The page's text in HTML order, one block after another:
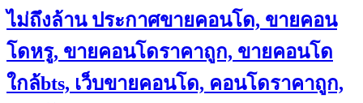
ไม่ถึงล้าน ประกาศขายคอนโด, ขายคอน
โดหรู, ขายคอนโดราคาถูก, ขายคอนโด
ใกล้bts, เว็บขายคอนโด, คอนโดราคาถูก,